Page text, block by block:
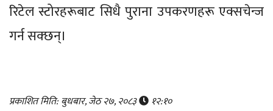
रिटेल स्टोरहरूबाट सिधै पुराना उपकरणहरू एक्सचेन्ज
गर्न सक्छन्।
प्रकाशित मिति: बुधबार, जेठ २७, २०८३ १२:१०